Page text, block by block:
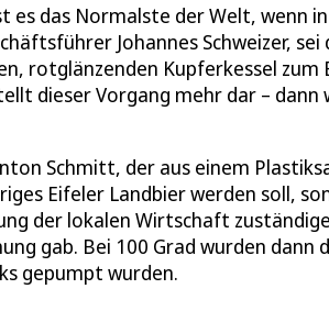
es das Normalste der Welt, wenn
Johannes Schweizer,
rotglänzenden Kupferkessel zum
dieser Vorgang mehr dar –
Schmitt, der aus einem
Eifeler Landbier werden soll,
der lokalen Wirtschaft
gab. Bei 100 Grad wurden dann
gepumpt wurden.